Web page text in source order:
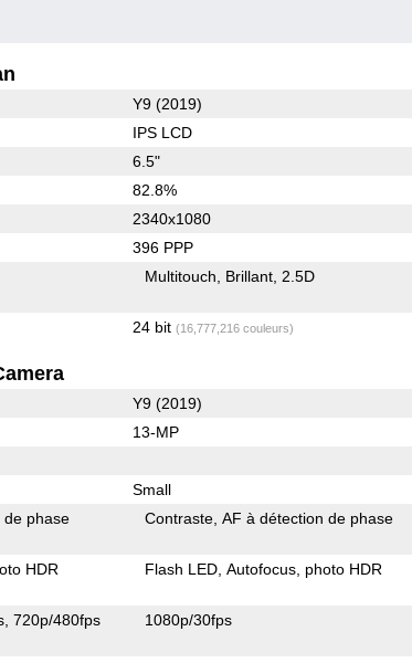
Y9 (2019)
IPS LCD
6.5"
82.8%
2340x1080
396 PPP
Multitouch Brillant 2.5D
24 bit (16,777,216 couleurs)
Y9 (2019)
13-MP
Small
de phase Contraste AF à détection de phase
HDR Flash LED Autofocus photo HDR
720p/480fps 1080p/30fps